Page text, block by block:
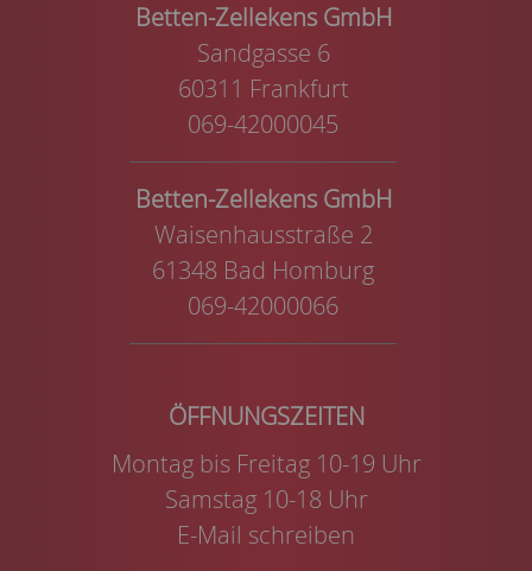
Betten-Zellekens GmbH
Sandgasse 6
60311 Frankfurt
069-42000045
Betten-Zellekens GmbH
Waisenhausstraße 2
61348 Bad Homburg
069-42000066
Montag bis Freitag 10-19 Uhr
Samstag 10-18 Uhr
E-Mail schreiben